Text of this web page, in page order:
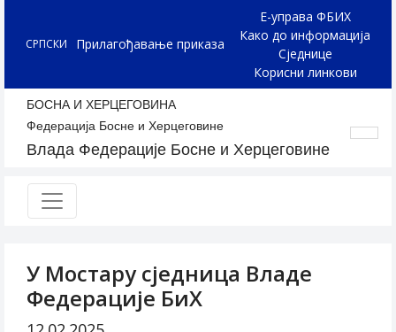
СРПСКИ Прилагођавање приказа
Е-управа ФБИХ
Како до информација
Сједнице
Корисни линкови
БОСНА И ХЕРЦЕГОВИНА
Федерација Босне и Херцеговине
Влада Федерације Босне и Херцеговине
У Мостару сједница Владе
Федерације БиХ